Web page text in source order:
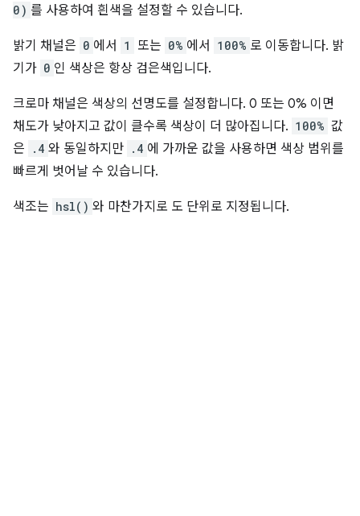
0) 를 사용하여 흰색을 설정할 수 있습니다.
밝기 채널은 0 에서 1 또는 0% 에서 100% 로 이동합니다. 밝
기가 0 인 색상은 항상 검은색입니다.
크로마 채널은 색상의 선명도를 설정합니다. 0 또는 0% 이면
채도가 낮아지고 값이 클수록 색상이 더 많아집니다. 100% 값
은
.4 와 동일하지만 .4 에 가까운 값을 사용하면 색상 범위를
빠르게 벗어날 수 있습니다.
색조는 hsl() 와 마찬가지로 도 단위로 지정됩니다.